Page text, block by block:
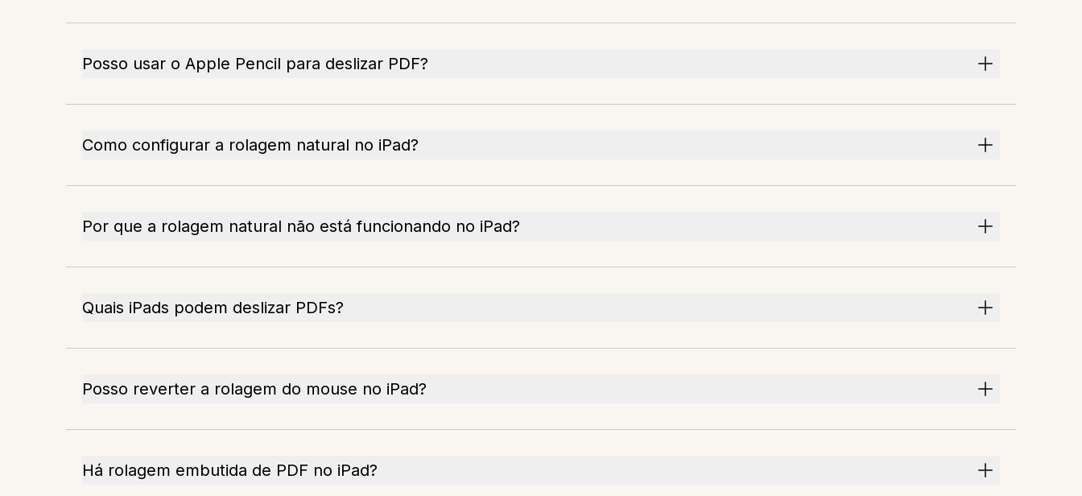
Posso usar o Apple Pencil para deslizar PDF?
Como configurar a rolagem natural no iPad?
Por que a rolagem natural não está funcionando no iPad?
Quais iPads podem deslizar PDFs?
Posso reverter a rolagem do mouse no iPad?
Há rolagem embutida de PDF no iPad?